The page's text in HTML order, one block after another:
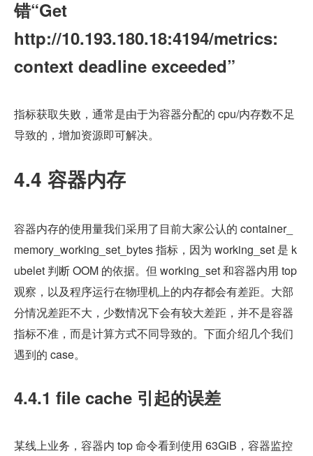
错“Get
http://10.193.180.18:4194/metrics:
context deadline exceeded”
指标获取失败，通常是由于为容器分配的 cpu/内存数不足
导致的，增加资源即可解决。
4.4 容器内存
容器内存的使用量我们采用了目前大家公认的 container_
memory_working_set_bytes 指标，因为 working_set 是 k
ubelet 判断 OOM 的依据。但 working_set 和容器内用 top
观察，以及程序运行在物理机上的内存都会有差距。大部
分情况差距不大，少数情况下会有较大差距，并不是容器
指标不准，而是计算方式不同导致的。下面介绍几个我们
遇到的 case。
4.4.1 file cache 引起的误差
某线上业务，容器内 top 命令看到使用 63GiB，容器监控